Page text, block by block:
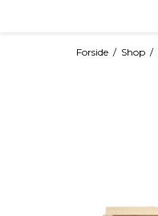
Forside / Shop /